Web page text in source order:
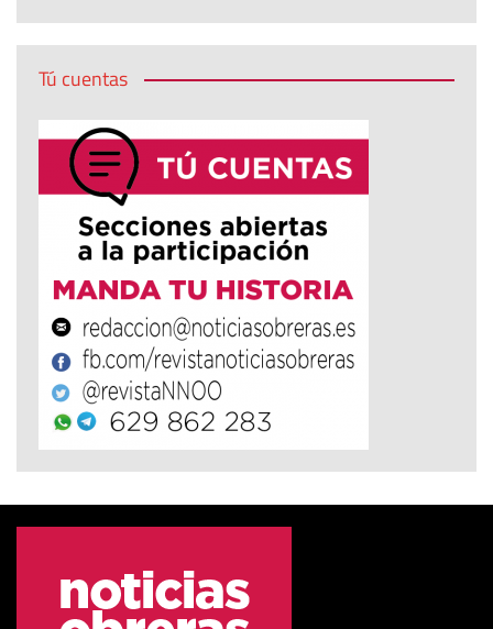
Tú cuentas